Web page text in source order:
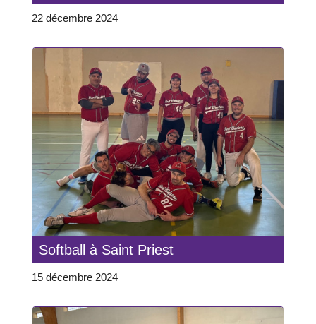
22 décembre 2024
Softball à Saint Priest
15 décembre 2024